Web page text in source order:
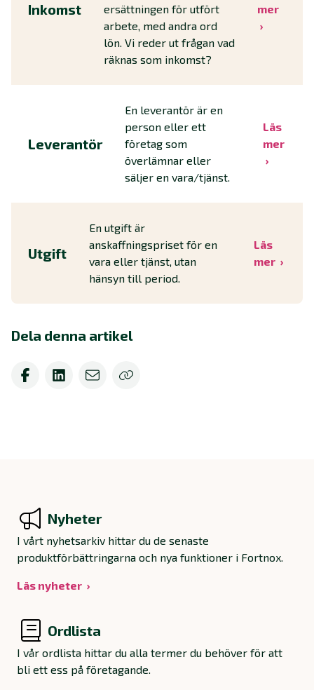
Inkomst
ersättningen för utfört
arbete, med andra ord
lön. Vi reder ut frågan vad
räknas som inkomst?
mer
Leverantör
En leverantör är en
person eller ett
företag som
överlämnar eller
säljer en vara/tjänst.
Läs
mer
Utgift
En utgift är
anskaffningspriset för en
vara eller tjänst, utan
hänsyn till period.
Läs
mer
Dela denna artikel
Nyheter
I vårt nyhetsarkiv hittar du de senaste
produktförbättringarna och nya funktioner i Fortnox.
Läs nyheter
Ordlista
I vår ordlista hittar du alla termer du behöver för att
bli ett ess på företagande.